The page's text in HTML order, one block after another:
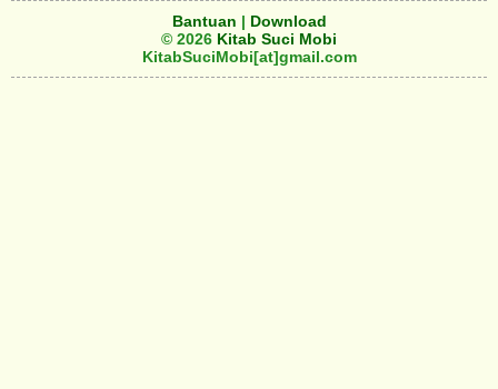
Bantuan | Download
© 2026 Kitab Suci Mobi
KitabSuciMobi[at]gmail.com